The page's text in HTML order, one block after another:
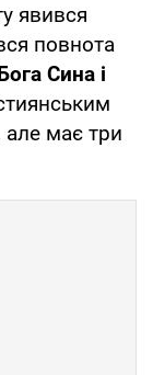
явився
повнота
Сина і
але має три